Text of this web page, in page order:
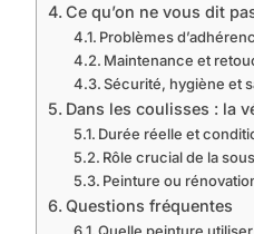
Ce qu’on ne vous dit
Problèmes
Maintenance et
Sécurité, hygiène et
Dans les coulisses : la
Durée réelle et
Rôle crucial de la
Peinture ou
Questions fréquentes